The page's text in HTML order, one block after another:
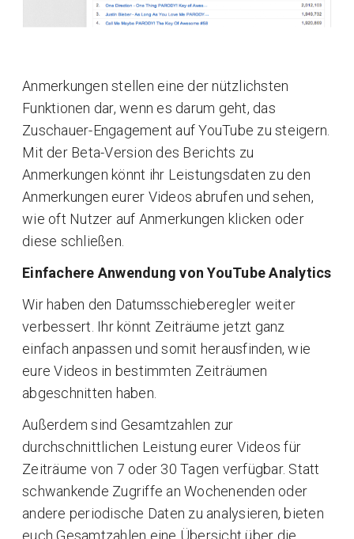
Anmerkungen stellen eine der nützlichsten
Funktionen dar, wenn es darum geht, das
Zuschauer-Engagement auf YouTube zu steigern.
Mit der Beta-Version des Berichts zu
Anmerkungen könnt ihr Leistungsdaten zu den
Anmerkungen eurer Videos abrufen und sehen,
wie oft Nutzer auf Anmerkungen klicken oder
diese schließen.
Einfachere Anwendung von YouTube Analytics
Wir haben den Datumsschieberegler weiter
verbessert. Ihr könnt Zeiträume jetzt ganz
einfach anpassen und somit herausfinden, wie
eure Videos in bestimmten Zeiträumen
abgeschnitten haben.
Außerdem sind Gesamtzahlen zur
durchschnittlichen Leistung eurer Videos für
Zeiträume von 7 oder 30 Tagen verfügbar. Statt
schwankende Zugriffe an Wochenenden oder
andere periodische Daten zu analysieren, bieten
euch Gesamtzahlen eine Übersicht über die